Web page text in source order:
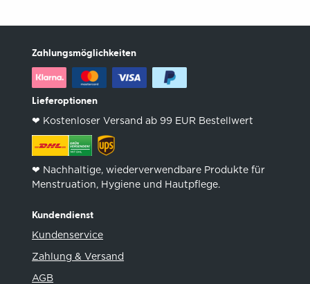
Zahlungsmöglichkeiten
Lieferoptionen
❤︎ Kostenloser Versand ab 99 EUR Bestellwert
❤︎ Nachhaltige, wiederverwendbare Produkte für
Menstruation, Hygiene und Hautpflege.
Kundendienst
Kundenservice
Zahlung & Versand
AGB